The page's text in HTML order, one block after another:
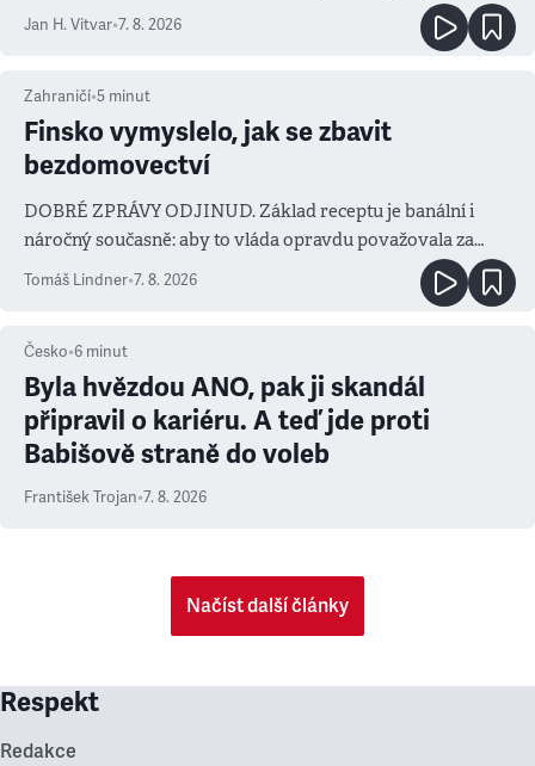
salvy i kritika pokrokářů
Jan H. Vitvar•7. 8. 2026
Zahraničí•5 minut
Finsko vymyslelo, jak se zbavit
bezdomovectví
DOBRÉ ZPRÁVY ODJINUD. Základ receptu je banální i
náročný současně: aby to vláda opravdu považovala za
prioritu
Tomáš Lindner•7. 8. 2026
Česko•6 minut
Byla hvězdou ANO, pak ji skandál
připravil o kariéru. A teď jde proti
Babišově straně do voleb
František Trojan•7. 8. 2026
Načíst další články
Respekt
Redakce